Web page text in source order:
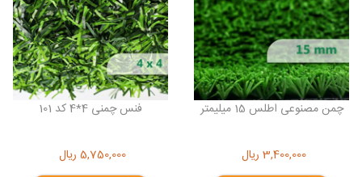
چمن مصنوعی اطلس 15 میلیمتر
3,400,000 ریال
فنس چمنی 4*4 کد 101
5,750,000 ریال